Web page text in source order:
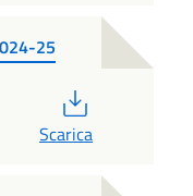
25
Scarica